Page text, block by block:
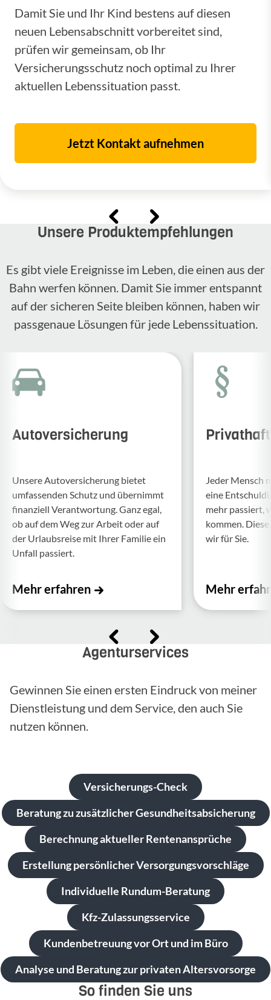
Damit Sie und Ihr Kind bestens auf diesen
neuen Lebensabschnitt vorbereitet sind,
prüfen wir gemeinsam, ob Ihr
Versicherungsschutz noch optimal zu Ihrer
aktuellen Lebenssituation passt.
Jetzt Kontakt aufnehmen
Unsere Produktempfehlungen
Es gibt viele Ereignisse im Leben, die einen aus der
Bahn werfen können. Damit Sie immer entspannt
auf der sicheren Seite bleiben können, haben wir
passgenaue Lösungen für jede Lebenssituation.
Autoversicherung
Unsere Auto­ver­si­che­rung bietet
umfas­senden Schutz und über­nimmt
finan­ziell Verant­wor­tung. Ganz egal,
ob auf dem Weg zur Arbeit oder auf
der Urlaubs­reise mit Ihrer Familie ein
Unfall passiert.
Mehr erfahren
Jeder Mensch
eine
mehr passiert,
kommen.
wir für Sie.
Mehr
Agenturservices
Gewinnen Sie einen ersten Eindruck von meiner
Dienstleistung und dem Service, den auch Sie
nutzen können.
Versicherungs-Check
Beratung zu zusätzlicher Gesundheitsabsicherung
Berechnung aktueller Rentenansprüche
Erstellung persönlicher Versorgungsvorschläge
Individuelle Rundum-Beratung
Kfz-Zulassungsservice
Kundenbetreuung vor Ort und im Büro
Analyse und Beratung zur privaten Altersvorsorge
So finden Sie uns